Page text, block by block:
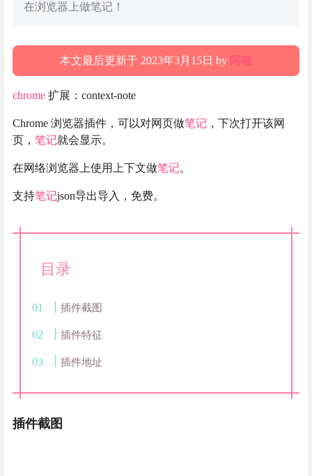
在浏览器上做笔记！
本文最后更新于 2023年3月15日 by 阿喵
chrome 扩展：context-note
Chrome 浏览器插件，可以对网页做笔记 ，下次打开该网
页， 笔记就会显示。
在网络浏览器上使用上下文做笔记。
支持笔记json导出导入，免费。
目录
插件截图
插件特征
插件地址
插件截图